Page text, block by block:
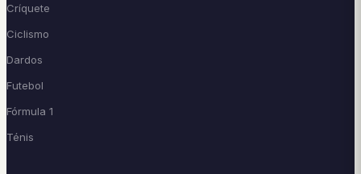
Críquete
Ciclismo
Dardos
Futebol
Fórmula 1
Ténis